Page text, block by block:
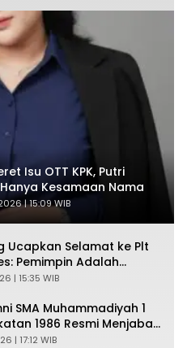
Isu OTT KPK, Putri
Kesamaan Nama
| 15:09 WIB
Ucapkan Selamat ke Plt
Pemimpin Adalah
| 15:35 WIB
SMA Muhammadiyah 1
1986 Resmi Menjabat
Ketua Asmam 86
| 17:12 WIB